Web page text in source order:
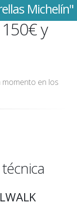
Michelín"
y
en los